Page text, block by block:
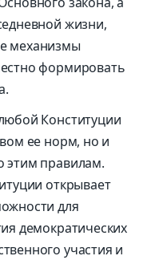
жизни,
механизмы
формировать
Конституции
ее норм, но и
этим правилам.
открывает
для
демократических
участия и